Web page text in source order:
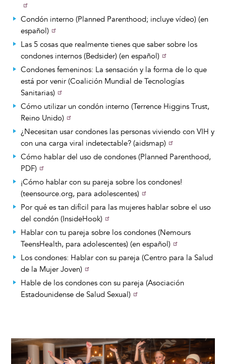
Condón interno (Planned Parenthood; incluye vídeo) (en
español)
Las 5 cosas que realmente tienes que saber sobre los
condones internos (Bedsider) (en español)
Condones femeninos: La sensación y la forma de lo que
está por venir (Coalición Mundial de Tecnologías
Sanitarias)
Cómo utilizar un condón interno (Terrence Higgins Trust,
Reino Unido)
¿Necesitan usar condones las personas viviendo con VIH y
con una carga viral indetectable? (aidsmap)
Cómo hablar del uso de condones (Planned Parenthood,
PDF)
¡Cómo hablar con su pareja sobre los condones!
(teensource.org, para adolescentes)
Por qué es tan difícil para las mujeres hablar sobre el uso
del condón (InsideHook)
Hablar con tu pareja sobre los condones (Nemours
TeensHealth, para adolescentes) (en español)
Los condones: Hablar con su pareja (Centro para la Salud
de la Mujer Joven)
Hable de los condones con su pareja (Asociación
Estadounidense de Salud Sexual)
Image